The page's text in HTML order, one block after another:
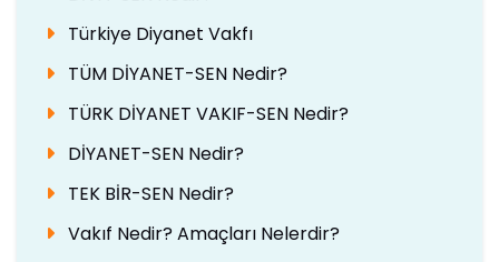
Türkiye Diyanet Vakfı
TÜM DİYANET-SEN Nedir?
TÜRK DİYANET VAKIF-SEN Nedir?
DİYANET-SEN Nedir?
TEK BİR-SEN Nedir?
Vakıf Nedir? Amaçları Nelerdir?